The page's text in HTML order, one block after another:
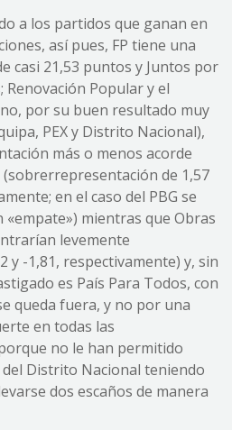
a los partidos que ganan en
así pues, FP tiene una
casi 21,53 puntos y Juntos por
Renovación Popular y el
por su buen resultado muy
PEX y Distrito Nacional),
más o menos acorde
de 1,57
en el caso del PBG se
mientras que Obras
levemente
y -1,81, respectivamente) y, sin
es País Para Todos, con
queda fuera, y no por una
en todas las
no le han permitido
Distrito Nacional teniendo
dos escaños de manera